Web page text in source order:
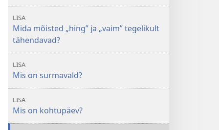
LISA
Mida mõisted „hing” ja „vaim” tegelikult
tähendavad?
LISA
Mis on surmavald?
LISA
Mis on kohtupäev?